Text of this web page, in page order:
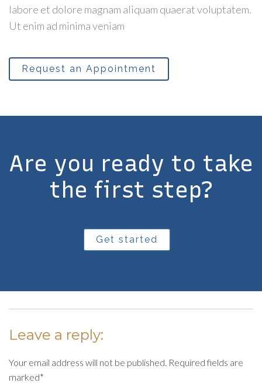
labore et dolore magnam aliquam quaerat voluptatem.
Ut enim ad minima veniam
Request an Appointment
Are you ready to take
the first step?
Get started
Leave a reply:
Your email address will not be published. Required fields are
marked*